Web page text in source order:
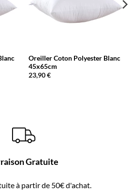
Oreiller Coton Polyester Blanc
45x65cm
23,90€
Gratuite
à partir de 50€ d'achat.